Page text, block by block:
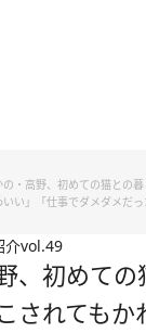
の・高野、初めての猫との
いい」「仕事でダメダメだ
介vol.49
、初めて
されても